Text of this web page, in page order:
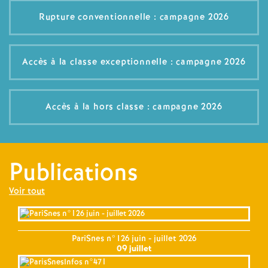
o
u
r
s
Rupture conventionnelle : campagne 2026
Accès à la classe exceptionnelle : campagne 2026
Accès à la hors classe : campagne 2026
Publications
Voir tout
PariSnes n°126 juin - juillet 2026
09 juillet